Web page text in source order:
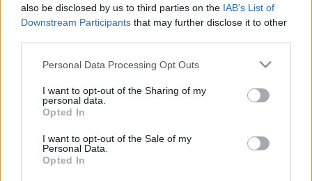
also be disclosed by us to third parties on the IAB’s List of
Downstream Participants that may further disclose it to other
Please note that this website/app uses one or more Google
not limited to your visit or usage behaviour. You may click to
grant or deny consent to Google and its third-party tags to
use your data for below specified purposes in below Google
consent section.
Personal Data Processing Opt Outs
I want to opt-out of the Sharing of my
personal data.
Opted In
I want to opt-out of the Sale of my
Personal Data.
Opted In